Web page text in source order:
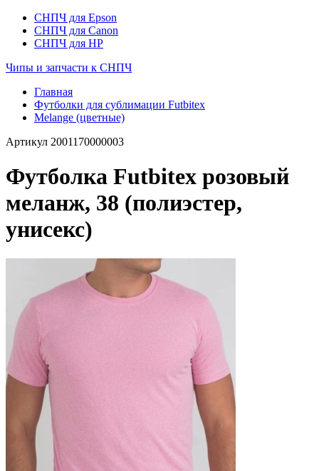
СНПЧ для Epson
СНПЧ для Canon
СНПЧ для HP
Чипы и запчасти к СНПЧ
Главная
Футболки для сублимации Futbitex
Melange (цветные)
Артикул 2001170000003
Футболка Futbitex розовый
меланж, 38 (полиэстер,
унисекс)